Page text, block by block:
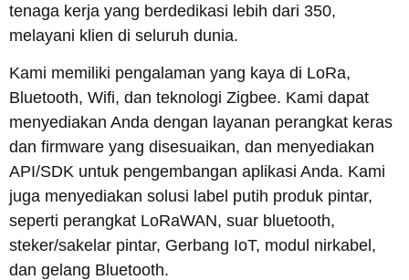
tenaga kerja yang berdedikasi lebih dari 350,
melayani klien di seluruh dunia.
Kami memiliki pengalaman yang kaya di LoRa,
Bluetooth, Wifi, dan teknologi Zigbee. Kami dapat
menyediakan Anda dengan layanan perangkat keras
dan firmware yang disesuaikan, dan menyediakan
API/SDK untuk pengembangan aplikasi Anda. Kami
juga menyediakan solusi label putih produk pintar,
seperti perangkat LoRaWAN, suar bluetooth,
steker/sakelar pintar, Gerbang IoT, modul nirkabel,
dan gelang Bluetooth.